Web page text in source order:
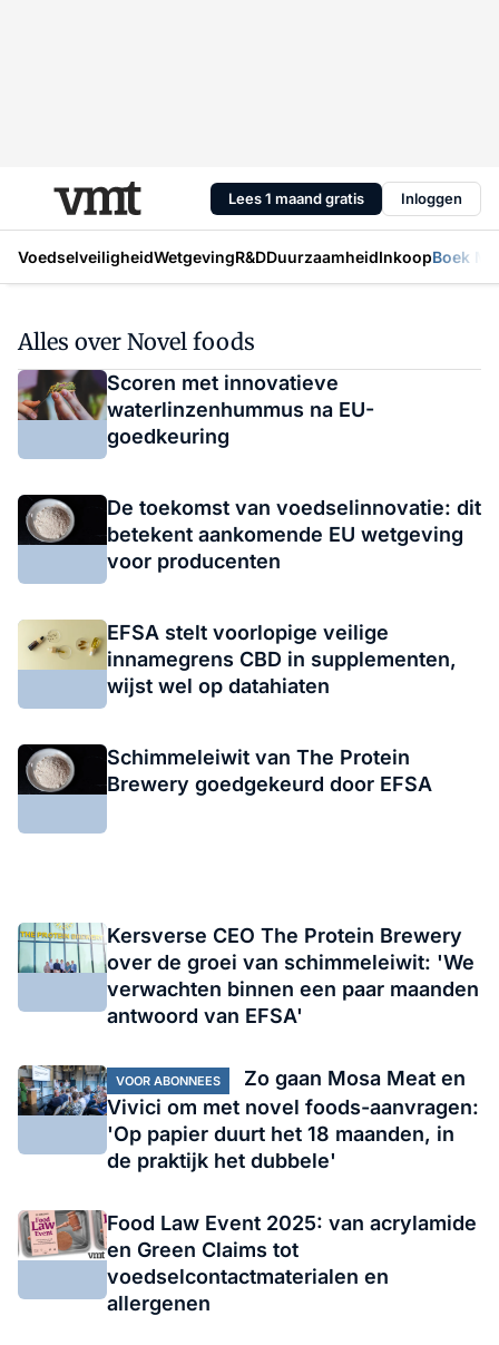
Lees 1 maand gratis Inloggen
VoedselveiligheidWetgevingR&DDuurzaamheidInkoopBoek
Alles over Novel foods
Scoren met innovatieve
waterlinzenhummus na EU-
goedkeuring
De toekomst van voedselinnovatie: dit
betekent aankomende EU wetgeving
voor producenten
EFSA stelt voorlopige veilige
innamegrens CBD in supplementen,
wijst wel op datahiaten
Schimmeleiwit van The Protein
Brewery goedgekeurd door EFSA
Kersverse CEO The Protein Brewery
over de groei van schimmeleiwit: 'We
verwachten binnen een paar maanden
antwoord van EFSA'
VOOR ABONNEES
Zo gaan Mosa Meat en
Vivici om met novel foods-aanvragen:
'Op papier duurt het 18 maanden, in
de praktijk het dubbele'
Food Law Event 2025: van acrylamide
en Green Claims tot
voedselcontactmaterialen en
allergenen